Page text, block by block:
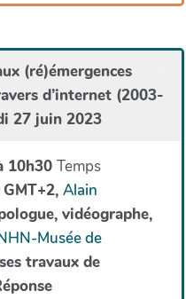
(ré)émergences
d’internet (2003-
27 juin 2023
10h30 Temps
Alain
vidéographe,
Musée de
travaux de